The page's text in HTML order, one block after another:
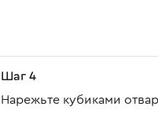
Шаг 4
Нарежьте кубиками